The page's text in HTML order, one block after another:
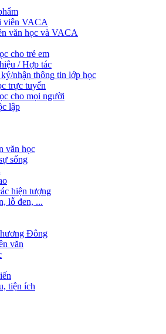
viên VACA
văn học và VACA
cho trẻ em
/ Hợp tác
nhận thông tin lớp học
trực tuyến
cho mọi người
lập
văn học
sống
hiện tượng
lỗ đen, ...
Đông
văn
tiện ích